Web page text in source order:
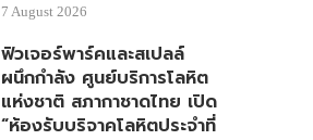
7 August 2026
ฟิวเจอร์พาร์คและสเปลล์
ผนึกกำลัง ศูนย์บริการโลหิต
แห่งชาติ สภากาชาดไทย เปิด
“ห้องรับบริจาคโลหิตประจำที่